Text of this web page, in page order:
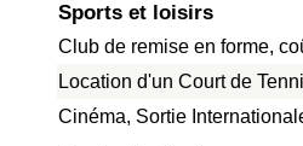
Sports et loisirs
Club de remise en forme,
Location d'un Court de
Cinéma, Sortie